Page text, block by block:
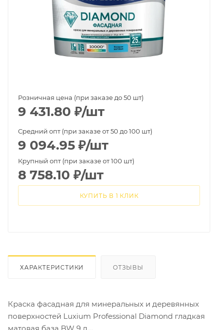
Розничная цена (при заказе до 50 шт)
9 431.80 ₽/шт
Средний опт (при заказе от 50 до 100 шт)
9 094.95 ₽/шт
Крупный опт (при заказе от 100 шт)
8 758.10 ₽/шт
КУПИТЬ В 1 КЛИК
ХАРАКТЕРИСТИКИ ОТЗЫВЫ
Краска фасадная для минеральных и деревянных
поверхностей Luxium Professional Diamond гладкая